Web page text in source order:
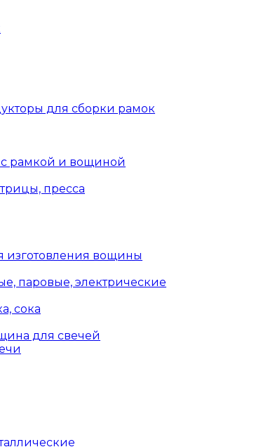
для сборки рамок
с рамкой и вощиной
пресса
изготовления вощины
паровые, электрические
сока
для свечей